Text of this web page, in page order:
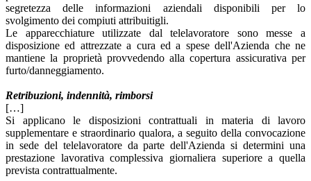
segretezza delle informazioni aziendali disponibili per lo
svolgimento dei compiuti attribuitigli.
Le apparecchiature utilizzate dal telelavoratore sono messe a
disposizione ed attrezzate a cura ed a spese dell'Azienda che ne
mantiene la proprietà provvedendo alla copertura assicurativa per
furto/danneggiamento.
Retribuzioni, indennità, rimborsi
[…]
Si applicano le disposizioni contrattuali in materia di lavoro
supplementare e straordinario qualora, a seguito della convocazione
in sede del telelavoratore da parte dell'Azienda si determini una
prestazione lavorativa complessiva giornaliera superiore a quella
prevista contrattualmente.